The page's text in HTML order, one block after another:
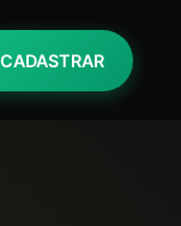
CADASTRAR